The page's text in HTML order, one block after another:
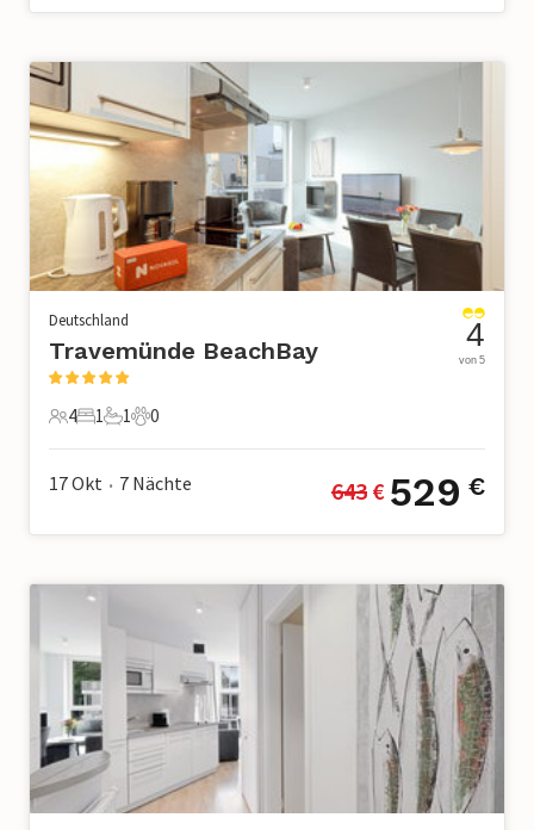
Deutschland
Travemünde BeachBay
4 Gäste
4
1 Schlafzimmer
1
1 Badezimmer
1
0 Haustiere
0
4
von 5
17 Okt • 7 Nächte 643 € 529 €